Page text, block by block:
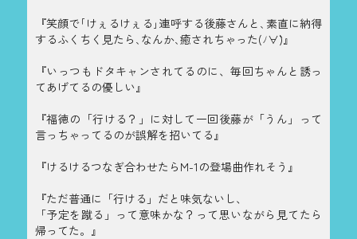
『笑顔で｢けぇるけぇる｣連呼する後藤さんと､素直に納得
するふくちく見たら､なんか､癒されちゃった(ﾉ∀`)』
『いっつもドタキャンされてるのに、毎回ちゃんと誘っ
てあげてるの優しい』
『福徳の「行ける？」に対して一回後藤が「うん」って
言っちゃってるのが誤解を招いてる』
『けるけるつなぎ合わせたらM-1の登場曲作れそう』
『ただ普通に「行ける」だと味気ないし、
「予定を蹴る」って意味かな？って思いながら見てたら
帰ってた。』